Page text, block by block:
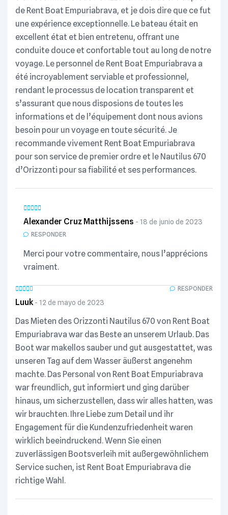
Si tienes cualquier duda sobre las condiciones,
barco, adaptación, o cualquier otro aspecto, no
dude en llamarnos en el:
+34 619 62 82 86
+34 681 11 42 11
de Rent Boat Empuriabrava, et je dois dire que ce fut
une expérience exceptionnelle. Le bateau était en
excellent état et bien entretenu, offrant une
conduite douce et confortable tout au long de notre
voyage. Le personnel de Rent Boat Empuriabrava a
été incroyablement serviable et professionnel,
rendant le processus de location transparent et
s’assurant que nous disposions de toutes les
informations et de l’équipement dont nous avions
besoin pour un voyage en toute sécurité. Je
recommande vivement Rent Boat Empuriabrava
pour son service de premier ordre et le Nautilus 670
d’Orizzonti pour sa fiabilité et ses performances.
Alexander Cruz Matthijssens 18 de junio de 2023
RESPONDER
Merci pour votre commentaire, nous l’apprécions
vraiment.
Luuk 12 de mayo de 2023
RESPONDER
Das Mieten des Orizzonti Nautilus 670 von Rent Boat
Empuriabrava war das Beste an unserem Urlaub. Das
Boot war makellos sauber und gut ausgestattet, was
unseren Tag auf dem Wasser äußerst angenehm
machte. Das Personal von Rent Boat Empuriabrava
war freundlich, gut informiert und ging darüber
hinaus, um sicherzustellen, dass wir alles hatten, was
wir brauchten. Ihre Liebe zum Detail und ihr
Engagement für die Kundenzufriedenheit waren
wirklich beeindruckend. Wenn Sie einen
zuverlässigen Bootsverleih mit außergewöhnlichem
Service suchen, ist Rent Boat Empuriabrava die
richtige Wahl.